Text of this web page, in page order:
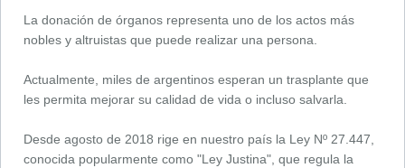
La donación de órganos representa uno de los actos más
nobles y altruistas que puede realizar una persona.
Actualmente, miles de argentinos esperan un trasplante que
les permita mejorar su calidad de vida o incluso salvarla.
Desde agosto de 2018 rige en nuestro país la Ley Nº 27.447,
conocida popularmente como "Ley Justina", que regula la